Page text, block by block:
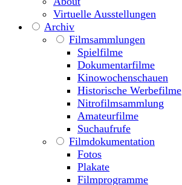
Virtuelle Ausstellungen
Archiv
Filmsammlungen
Spielfilme
Dokumentarfilme
Kinowochenschauen
Historische Werbefilme
Nitrofilmsammlung
Amateurfilme
Suchaufrufe
Filmdokumentation
Fotos
Plakate
Filmprogramme